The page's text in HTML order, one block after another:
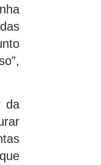
da